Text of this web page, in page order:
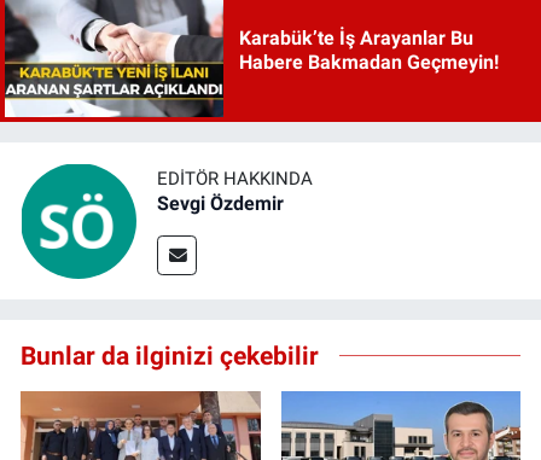
Karabük’te İş Arayanlar Bu
Habere Bakmadan Geçmeyin!
EDITÖR HAKKINDA
Sevgi Özdemir
Bunlar da ilginizi çekebilir